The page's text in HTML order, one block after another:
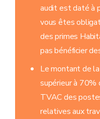
audit est daté à
vous êtes
des primes
pas bénéficier
Le montant de
supérieur à
TVAC des
relatives aux